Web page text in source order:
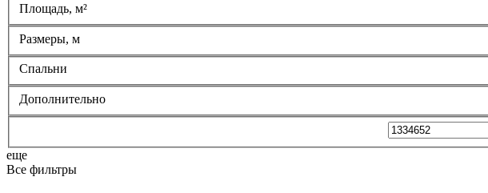
Площадь, м²
Размеры, м
Спальни
Дополнительно
еще
Все фильтры